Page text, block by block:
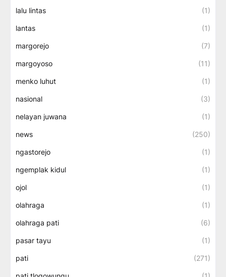
lalu lintas (1)
lantas (1)
margorejo (7)
margoyoso (11)
menko luhut (1)
nasional (3)
nelayan juwana (1)
news (250)
ngastorejo (1)
ngemplak kidul (1)
ojol (1)
olahraga (1)
olahraga pati (6)
pasar tayu (1)
pati (271)